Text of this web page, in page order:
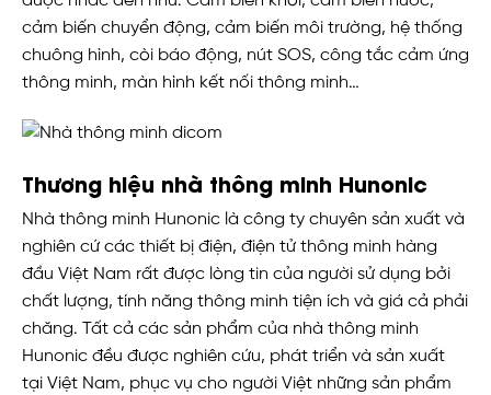
cảm biến chuyển động, cảm biến môi trường, hệ thống
chuông hình, còi báo động, nút SOS, công tắc cảm ứng
thông minh, màn hình kết nối thông minh…
Thương hiệu nhà thông minh Hunonic
Nhà thông minh Hunonic là công ty chuyên sản xuất và
nghiên cứ các thiết bị điện, điện tử thông minh hàng
đầu Việt Nam rất được lòng tin của người sử dụng bởi
chất lượng, tính năng thông minh tiện ích và giá cả phải
chăng. Tất cả các sản phẩm của nhà thông minh
Hunonic đều được nghiên cứu, phát triển và sản xuất
tại Việt Nam, phục vụ cho người Việt những sản phẩm